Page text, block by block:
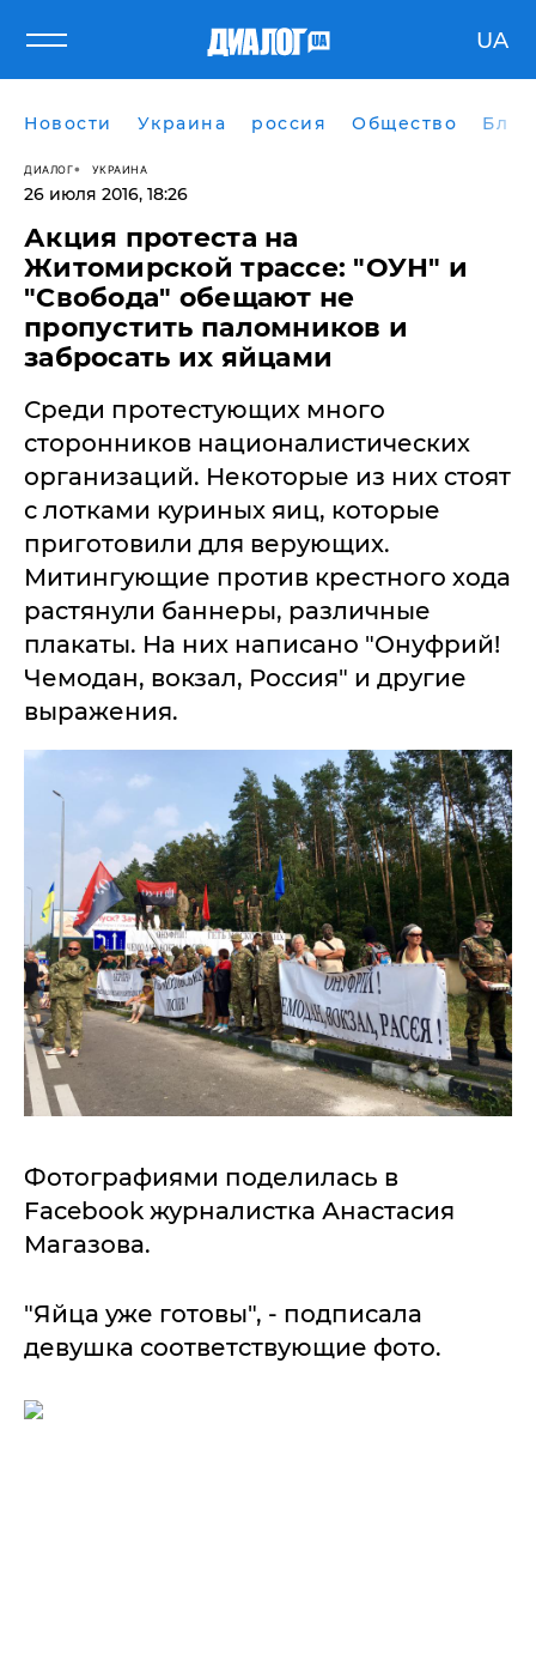
UA
Новости Украина россия Общество
ДИАЛОГ УКРАИНА
26 июля 2016, 18:26
Акция протеста на
Житомирской трассе: "ОУН" и
"Свобода" обещают не
пропустить паломников и
забросать их яйцами
Среди протестующих много
сторонников националистических
организаций. Некоторые из них стоят
с лотками куриных яиц, которые
приготовили для верующих.
Митингующие против крестного хода
растянули баннеры, различные
плакаты. На них написано "Онуфрий!
Чемодан, вокзал, Россия" и другие
выражения.
Фотографиями поделилась в
Facebook журналистка Анастасия
Магазова.
"Яйца уже готовы", - подписала
девушка соответствующие фото.